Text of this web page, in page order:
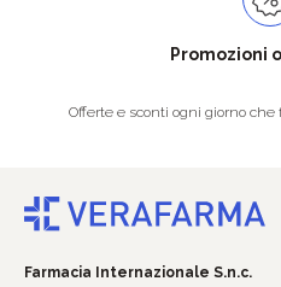
Promozioni
Offerte e sconti ogni giorno
Farmacia Internazionale S.n.c.